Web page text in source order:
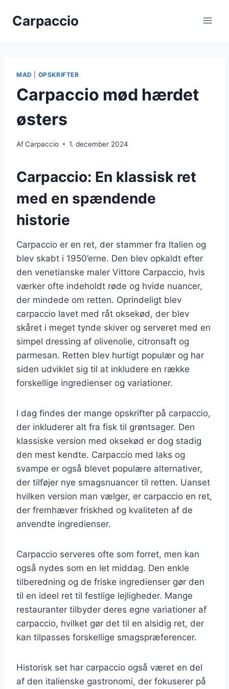
Carpaccio
MAD OPSKRIFTER
Carpaccio mød hærdet
østers
AfCarpaccio 1. december 2024
Carpaccio: En klassisk ret
med en spændende
historie
Carpaccio er en ret, der stammer fra Italien og
blev skabt i 1950’erne. Den blev opkaldt efter
den venetianske maler Vittore Carpaccio, hvis
værker ofte indeholdt røde og hvide nuancer,
der mindede om retten. Oprindeligt blev
carpaccio lavet med råt oksekød, der blev
skåret i meget tynde skiver og serveret med en
simpel dressing af olivenolie, citronsaft og
parmesan. Retten blev hurtigt populær og har
siden udviklet sig til at inkludere en række
forskellige ingredienser og variationer.
I dag findes der mange opskrifter på carpaccio,
der inkluderer alt fra fisk til grøntsager. Den
klassiske version med oksekød er dog stadig
den mest kendte. Carpaccio med laks og
svampe er også blevet populære alternativer,
der tilføjer nye smagsnuancer til retten. Uanset
hvilken version man vælger, er carpaccio en ret,
der fremhæver friskhed og kvaliteten af de
anvendte ingredienser.
Carpaccio serveres ofte som forret, men kan
også nydes som en let middag. Den enkle
tilberedning og de friske ingredienser gør den
til en ideel ret til festlige lejligheder. Mange
restauranter tilbyder deres egne variationer af
carpaccio, hvilket gør det til en alsidig ret, der
kan tilpasses forskellige smagspræferencer.
Historisk set har carpaccio også været en del
af den italienske gastronomi, der fokuserer på